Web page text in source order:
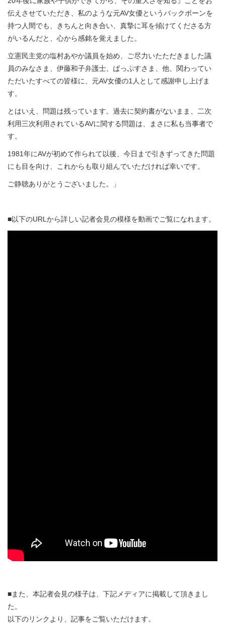
伝えさせていただき、私のような元AV女優というバックボーンを
持つ人間でも、きちんと向き合い、真摯に耳を傾けてくださる方
がいるんだと、心から感銘を覚えました。
立憲民主党の塩村あやか議員を始め、ご尽力いたただきました議
員のみなさま、伊藤和子弁護士、ぱっぷすさま、他、関わってい
ただいたすべての皆様に、元AV女優の1人として感謝申し上げま
す。
とはいえ、問題は残っています。過去に契約書がないまま、二次
利用三次利用されているAVに関する問題は、まさに私も当事者で
す。
1981年にAVが初めて作られて以後、今日まで引きずってきた問題
にも目を向け、これからも取り組んでいただければ幸いです。
ご静聴ありがとうございました。」
■以下のURLから詳しい記者会見の模様を動画でご覧になれます。
■また、本記者会見の様子は、下記メディアに掲載して頂きまし
た。
以下のリンクより、記事をご覧いただけます。